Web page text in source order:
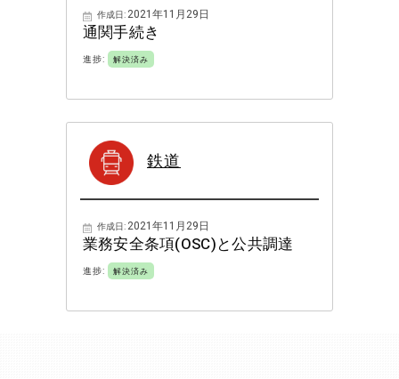
作成日:2021年11月29日
通関手続き
進捗: 解決済み
鉄道
作成日:2021年11月29日
業務安全条項(OSC)と公共調達
進捗: 解決済み